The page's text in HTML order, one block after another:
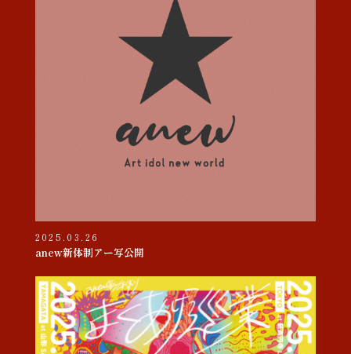
2025.03.26
anew新体制アー写公開